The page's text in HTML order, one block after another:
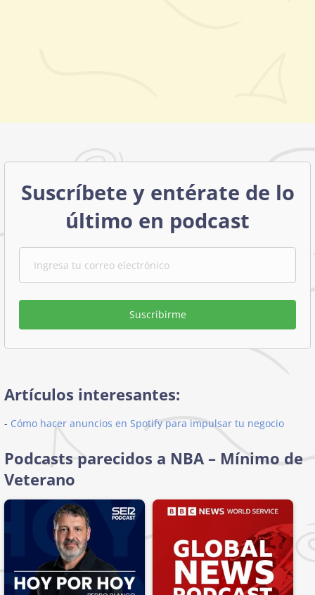
Suscríbete y entérate de lo
último en podcast
Suscribirme
Artículos interesantes:
- Cómo hacer anuncios en Spotify para impulsar tu negocio
Podcasts parecidos a NBA – Mínimo de
Veterano